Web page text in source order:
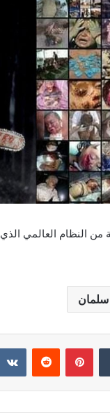
من النظام العالمي
بينتيريست